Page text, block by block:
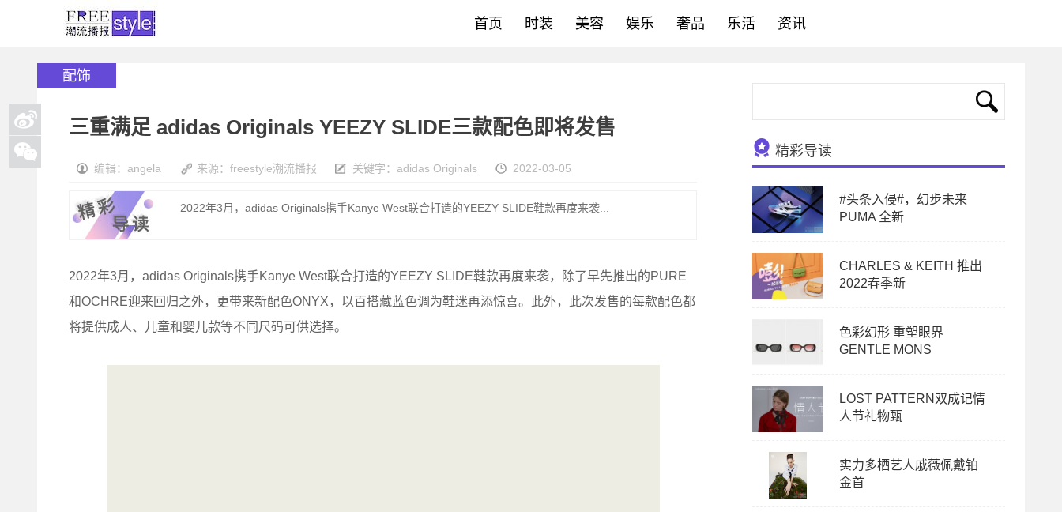
首页 时装 美容 娱乐 奢品 乐活 资讯
配饰
三重满足 adidas Originals YEEZY SLIDE三款配色即将发售
编辑：angela 来源：freestyle潮流播报 关键字： adidas Originals 2022-03-05
2022年3月，adidas Originals携手Kanye West联合打造的YEEZY SLIDE鞋款再度来袭...
2022年3月，adidas Originals携手Kanye West联合打造的YEEZY SLIDE鞋款再度来袭，除了早先推出的PURE
和OCHRE迎来回归之外，更带来新配色ONYX，以百搭藏蓝色调为鞋迷再添惊喜。此外，此次发售的每款配色都
将提供成人、儿童和婴儿款等不同尺码可供选择。
精彩导读
#头条入侵#，幻步未来
PUMA 全新
CHARLES & KEITH 推出
2022春季新
色彩幻形 重塑眼界
GENTLE MONS
LOST PATTERN双成记情
人节礼物甄
实力多栖艺人戚薇佩戴铂
金首